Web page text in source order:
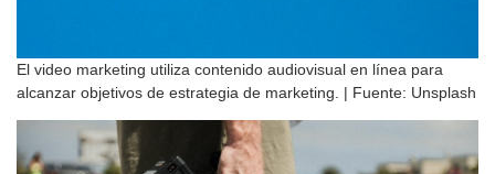
El video marketing utiliza contenido audiovisual en línea para
alcanzar objetivos de estrategia de marketing. | Fuente: Unsplash